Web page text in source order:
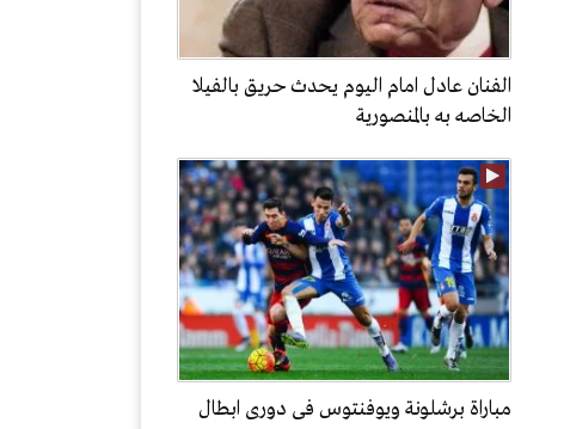
الفنان عادل امام اليوم يحدث حريق بالفيلا
الخاصه به بالمنصورية
مباراة برشلونة ويوفنتوس فى دورى ابطال